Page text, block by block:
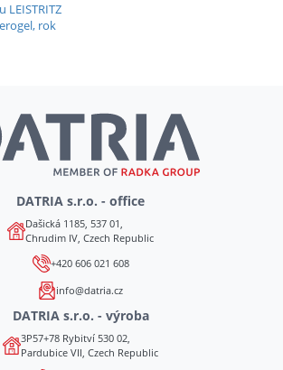
DATRIA s.r.o. - office
Dašická 1185, 537 01,
Chrudim IV, Czech Republic
+420 606 021 608
info@datria.cz
DATRIA s.r.o. - výroba
3P57+78 Rybitví 530 02,
Pardubice VII, Czech Republic